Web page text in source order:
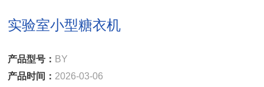
实验室小型糖衣机
产品型号： BY
产品时间： 2026-03-06